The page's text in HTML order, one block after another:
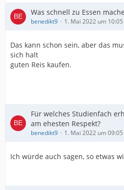
Was schnell zu Essen
benedikt9 1. Mai 2022 um 10:05
Das kann schon sein, aber das
sich halt
guten Reis kaufen.
Für welches Studienfach
am ehesten Respekt?
benedikt9 1. Mai 2022 um 09:05
Ich würde auch sagen, so etwas